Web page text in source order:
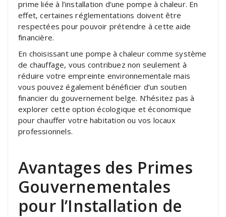
prime liée à l’installation d’une pompe à chaleur. En
effet, certaines réglementations doivent être
respectées pour pouvoir prétendre à cette aide
financière.
En choisissant une pompe à chaleur comme système
de chauffage, vous contribuez non seulement à
réduire votre empreinte environnementale mais
vous pouvez également bénéficier d’un soutien
financier du gouvernement belge. N’hésitez pas à
explorer cette option écologique et économique
pour chauffer votre habitation ou vos locaux
professionnels.
Avantages des Primes
Gouvernementales
pour l’Installation de